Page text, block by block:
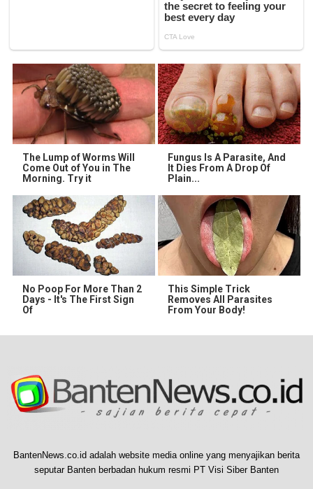
The Lump of Worms Will
Come Out of You in The
Morning. Try it
Fungus Is A Parasite, And
It Dies From A Drop Of
Plain...
No Poop For More Than 2
Days - It's The First Sign
Of
This Simple Trick
Removes All Parasites
From Your Body!
BantenNews.co.id adalah website media online yang menyajikan berita
seputar Banten berbadan hukum resmi PT Visi Siber Banten